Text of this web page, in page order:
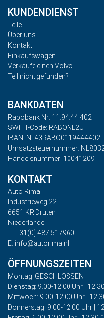
KUNDENDIENST
Teile
Über uns
Kontakt
Einkaufswagen
Verkaufe einen Volvo
Teil nicht gefunden?
BANKDATEN
Rabobank Nr: 11.94.44.402
SWIFT-Code: RABONL2U
IBAN: NL43RABO0119444402
Umsatzsteuernummer:
Handelsnummer: 10041209
KONTAKT
Auto Rima
Industrieweg 22
6651 KR Druten
Niederlande
T: +31(0) 487 517960
E: info@autorima.nl
ÖFFNUNGSZEITEN
Montag: GESCHLOSSEN
Dienstag: 9.00-12.00 Uhr |
Mittwoch: 9.00-12.00 Uhr |
Donnerstag: 9.00-12.00 Uhr |